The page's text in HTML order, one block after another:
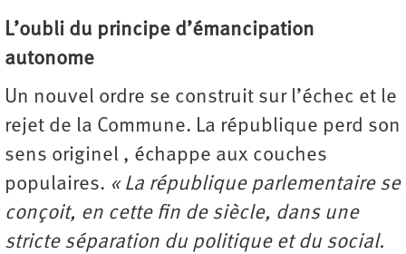
L’oubli du principe d’émancipation
autonome
Un nouvel ordre se construit sur l’échec et le
rejet de la Commune. La république perd son
sens originel , échappe aux couches
populaires. « La république parlementaire se
conçoit, en cette fin de siècle, dans une
stricte séparation du politique et du social.